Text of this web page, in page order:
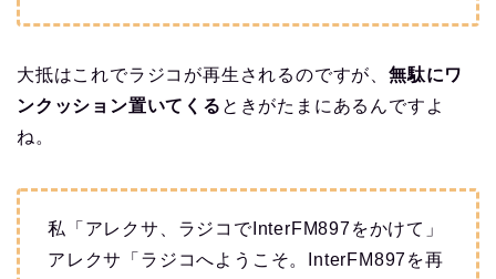
大抵はこれでラジコが再生されるのですが、 無駄にワ
ンクッション置いてくる ときがたまにあるんですよ
ね。
私「アレクサ、ラジコでInterFM897をかけて」
アレクサ「ラジコへようこそ。InterFM897を再